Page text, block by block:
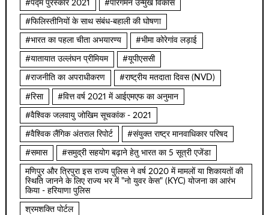
#पद्म पुरस्कार 2021 #पारगमन उन्मुख विकास
#फिलिस्तीनियों के साथ संबंध-बहाली की घोषणा
#भारत का पहला चीता अभयारण्य #भीमा कोरेगांव लड़ाई
#यातायात उल्लंघन प्रीमियम #यूपीएससी
#राजनीति का अपराधीकरण #राष्ट्रीय मतदाता दिवस (NVD)
#रिसा #वित्त वर्ष 2021 में आईएमएफ का अनुमान
#वैश्विक जलवायु जोखिम सूचकांक - 2021
#वैश्विक लैंगिक अंतराल रिपोर्ट #संयुक्त राष्ट्र मानवाधिकार परिषद
#समास #समुद्री सहयोग बढ़ाने हेतु भारत का 5 सूत्री एजेंडा
मणिपुर और त्रिपुरा इस राज्य पुलिस ने वर्ष 2020 में मामलों या शिकायतों की
स्थिति जानने के लिए राज्य भर में "नो युवर केस" (KYC) योजना का आरंभ
किया - हरियाणा पुलिस
श्रमशक्ति पोर्टल